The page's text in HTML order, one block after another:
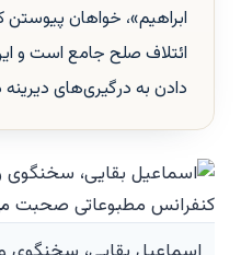
ابراهیم»، خواهان
ائتلاف صلح جامع است و
دادن به درگیری‌های دیرینه